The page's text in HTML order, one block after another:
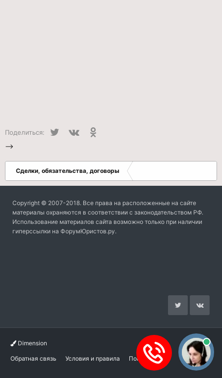
Поделиться: Twitter
-->
Сделки, обязательства, договоры
Copyright © 2007-2018. Все права на расположенные на сайте
материалы охраняются в соответствии с законодательством РФ.
Использование материалов сайта возможно только при наличии
гиперссылки на ФорумЮристов.ру.
Dimension
Обратная связь Условия и правила Помощь